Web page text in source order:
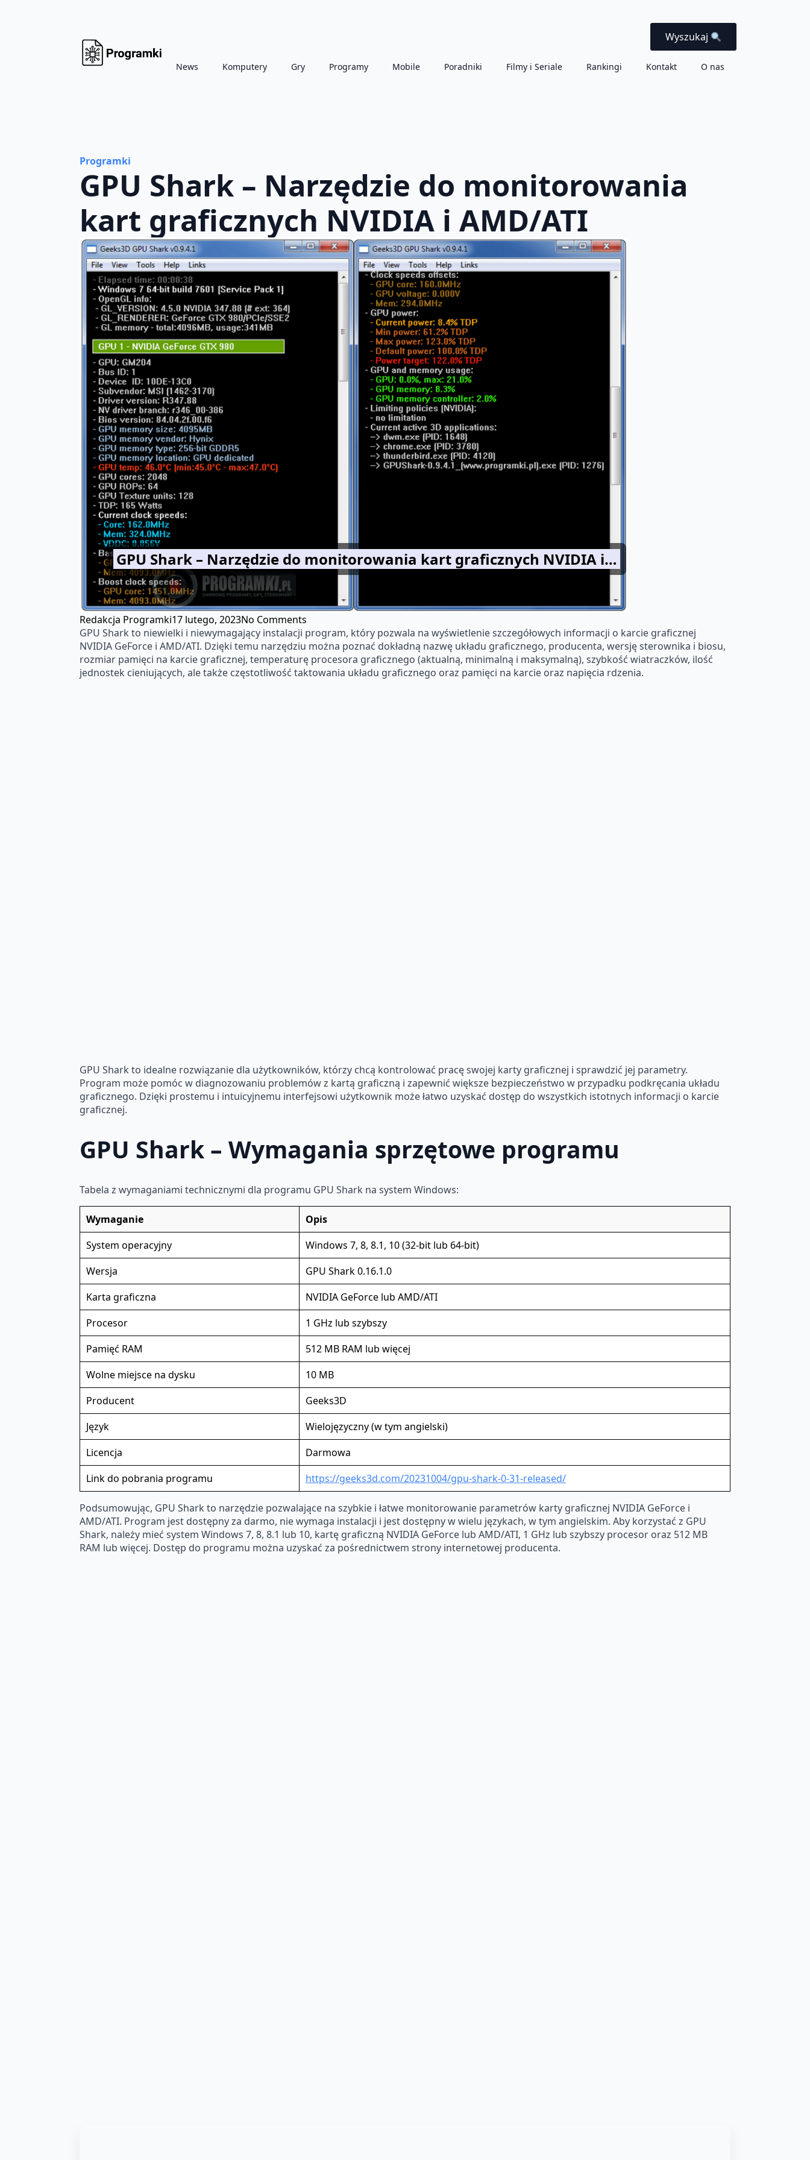
Wyszukaj
News Komputery Gry Programy Mobile Poradniki Filmy i Seriale Rankingi Kontakt O nas
Programki
GPU Shark – Narzędzie do monitorowania
kart graficznych NVIDIA i AMD/ATI
GPU Shark – Narzędzie do monitorowania kart graficznych NVIDIA i…
Redakcja Programki17 lutego, 2023No Comments
GPU Shark to niewielki i niewymagający instalacji program, który pozwala na wyświetlenie szczegółowych informacji o karcie graficznej
NVIDIA GeForce i AMD/ATI. Dzięki temu narzędziu można poznać dokładną nazwę układu graficznego, producenta, wersję sterownika i biosu,
rozmiar pamięci na karcie graficznej, temperaturę procesora graficznego (aktualną, minimalną i maksymalną), szybkość wiatraczków, ilość
jednostek cieniujących, ale także częstotliwość taktowania układu graficznego oraz pamięci na karcie oraz napięcia rdzenia.
GPU Shark to idealne rozwiązanie dla użytkowników, którzy chcą kontrolować pracę swojej karty graficznej i sprawdzić jej parametry.
Program może pomóc w diagnozowaniu problemów z kartą graficzną i zapewnić większe bezpieczeństwo w przypadku podkręcania układu
graficznego. Dzięki prostemu i intuicyjnemu interfejsowi użytkownik może łatwo uzyskać dostęp do wszystkich istotnych informacji o karcie
graficznej.
GPU Shark – Wymagania sprzętowe programu
Tabela z wymaganiami technicznymi dla programu GPU Shark na system Windows:
Wymaganie
Opis
System operacyjny
Windows 7, 8, 8.1, 10 (32-bit lub 64-bit)
Wersja
GPU Shark 0.16.1.0
Karta graficzna
NVIDIA GeForce lub AMD/ATI
Procesor
1 GHz lub szybszy
Pamięć RAM
512 MB RAM lub więcej
Wolne miejsce na dysku
10 MB
Producent
Geeks3D
Język
Wielojęzyczny (w tym angielski)
Licencja
Darmowa
Link do pobrania programu
https://geeks3d.com/20231004/gpu-shark-0-31-released/
Podsumowując, GPU Shark to narzędzie pozwalające na szybkie i łatwe monitorowanie parametrów karty graficznej NVIDIA GeForce i
AMD/ATI. Program jest dostępny za darmo, nie wymaga instalacji i jest dostępny w wielu językach, w tym angielskim. Aby korzystać z GPU
Shark, należy mieć system Windows 7, 8, 8.1 lub 10, kartę graficzną NVIDIA GeForce lub AMD/ATI, 1 GHz lub szybszy procesor oraz 512 MB
RAM lub więcej. Dostęp do programu można uzyskać za pośrednictwem strony internetowej producenta.